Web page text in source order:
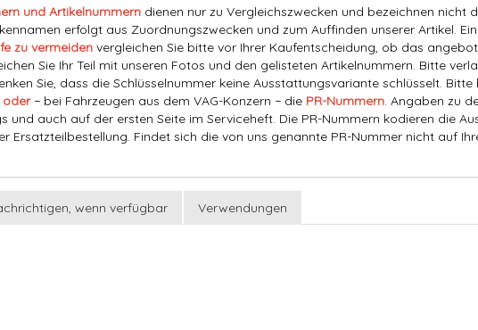
und Artikelnummern dienen nur zu Vergleichszwecken und bezeichnen nicht
erfolgt aus Zuordnungszwecken und zum Auffinden unserer Artikel.
zu vermeiden vergleichen Sie bitte vor Ihrer Kaufentscheidung, ob das
Sie Ihr Teil mit unseren Fotos und den gelisteten Artikelnummern. Bitte
Sie, dass die Schlüsselnummer keine Ausstattungsvariante schlüsselt.
oder− bei Fahrzeugen aus dem VAG-Konzern − die PR-Nummern. Angaben zu
und auch auf der ersten Seite im Serviceheft. Die PR-Nummern kodieren die
Ersatzteilbestellung. Findet sich die von uns genannte PR-Nummer nicht auf
wenn verfügbar Verwendungen